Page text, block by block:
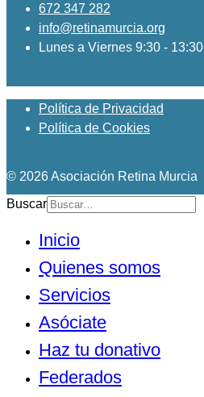
672 347 282
info@retinamurcia.org
Lunes a Viernes 9:30 - 13:30
Política de Privacidad
Política de Cookies
© 2026 Asociación Retina Murcia
Buscar
Inicio
Quienes somos
Servicios
Asóciate
Haz tu donativo
Federados